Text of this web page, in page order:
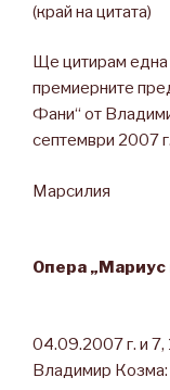
(край на цитата)
Ще цитирам една
премиерните
Фани“ от
септември 2007 г.
Марсилия
Опера
04.09.2007 г. и 7,
Владимир Козма: